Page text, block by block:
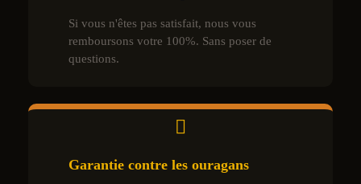
Si vous n'êtes pas satisfait, nous vous
remboursons votre 100%. Sans poser de
questions.
Garantie contre les ouragans